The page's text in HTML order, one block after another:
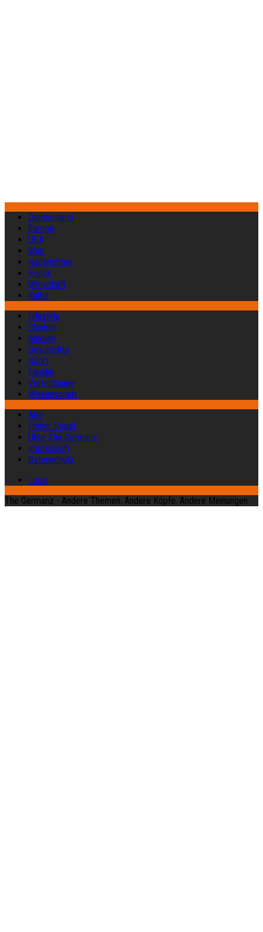
Deutschland
Europa
USA
Welt
Nachrichten
Politik
Wirtschaft
Kultur
Lifestyle
Glauben
Medien
Geschichte
Sport
Familie
Verteidigung
Wissenschaft
Abo
Früher Vogel
Über The Germanz
Impressum
Datenschutz
Login
The Germanz - Andere Themen. Andere Köpfe. Andere Meinungen.